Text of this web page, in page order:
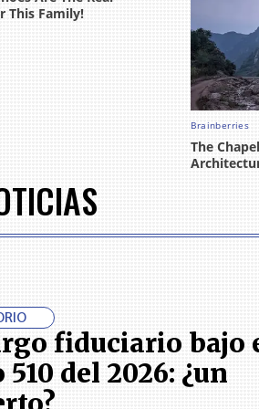
fiduciario bajo
del 2026: ¿un